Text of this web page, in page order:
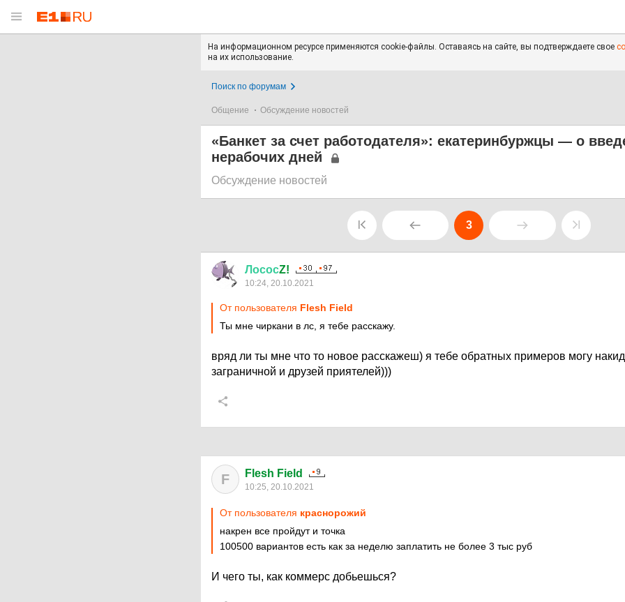
На информационном ресурсе применяются cookie-файлы. Оставаясь на сайте, вы подтверждаете свое
на их использование.
Поиск по форумам
Общение Обсуждение новостей
«Банкет за счет работодателя»: екатеринбуржцы — о
нерабочих дней
Обсуждение новостей
3
ЛососZ!
10:24, 20.10.2021
От пользователя Flesh Field
Ты мне чиркани в лс, я тебе расскажу.
вряд ли ты мне что то новое расскажеш) я тебе обратных примеров могу
заграничной и друзей приятелей)))
F Flesh Field
10:25, 20.10.2021
От пользователя краснорожий
накрен все пройдут и точка
100500 вариантов есть как за неделю заплатить не более 3 тыс руб
И чего ты, как коммерс добьешься?